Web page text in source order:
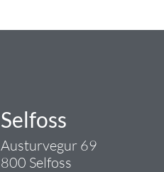
Selfoss
Austurvegur 69
800 Selfoss